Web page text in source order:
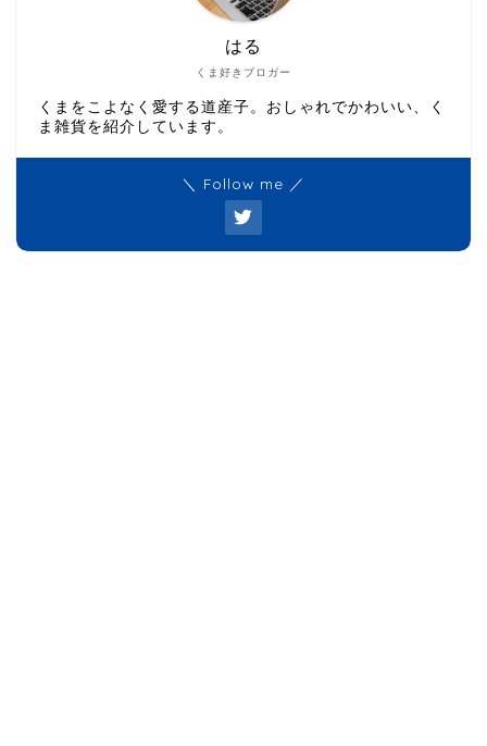
くま好きブロガー
はる
くまをこよなく愛する道産子。おしゃれでかわいい、く
ま雑貨を紹介しています。
＼ Follow me ／